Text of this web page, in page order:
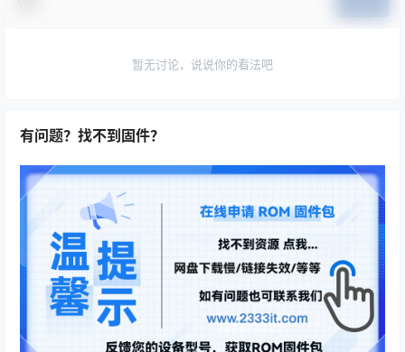
暂无讨论，说说你的看法吧
有问题？找不到固件？